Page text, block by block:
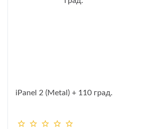
iPanel 2 (Metal) + 110 град.